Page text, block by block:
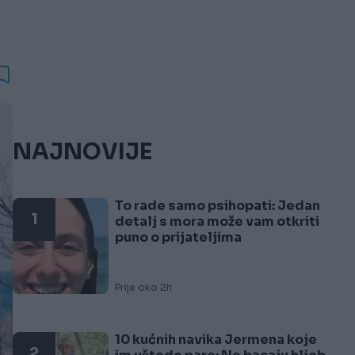
NAJNOVIJE
1
To rade samo psihopati: Jedan
detalj s mora može vam otkriti
puno o prijateljima
Prije oko 2h
10 kućnih navika Jermena koje